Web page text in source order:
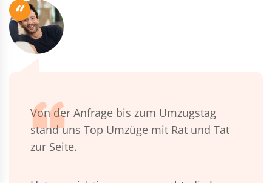
“
Von der Anfrage bis zum Umzugstag
stand uns Top Umzüge mit Rat und Tat
zur Seite.